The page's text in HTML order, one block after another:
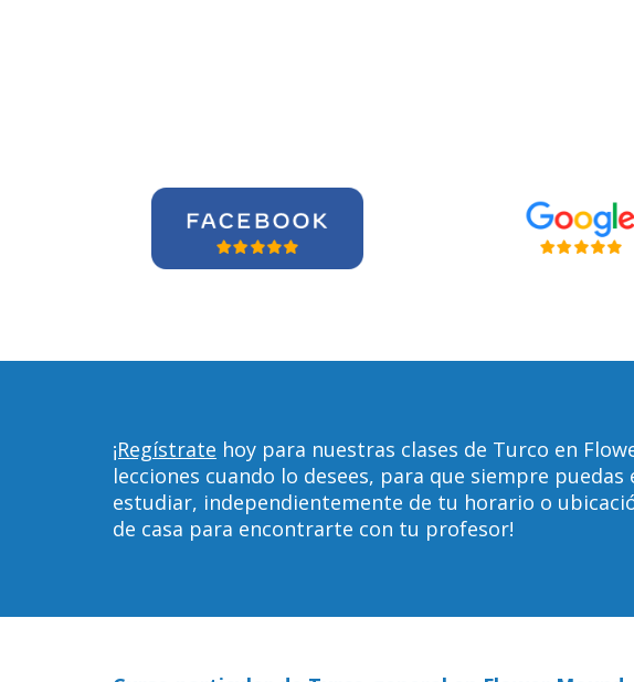
¡Regístrate hoy para nuestras clases de Turco en
lecciones cuando lo desees, para que siempre
estudiar, independientemente de tu horario o
de casa para encontrarte con tu profesor!